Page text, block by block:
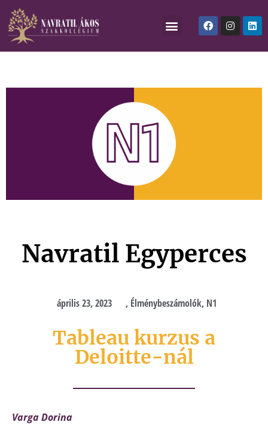
Navratil Egyperces
április 23, 2023 , Élménybeszámolók, N1
Tableau kurzus a
Deloitte-nál
Varga Dorina